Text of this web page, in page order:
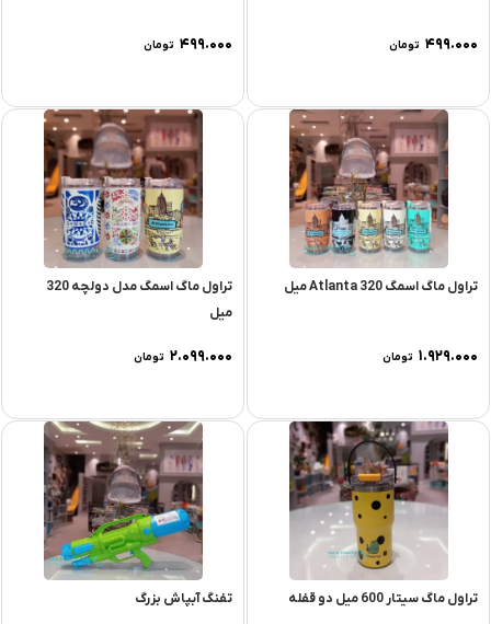
۴۹۹.۰۰۰ تومان ۴۹۹.۰۰۰ تومان
تراول ماگ اسمگ Atlanta 320 میل
۱.۹۲۹.۰۰۰ تومان
تراول ماگ اسمگ مدل دولچه 320
میل
۲.۰۹۹.۰۰۰ تومان
تراول ماگ سیتار 600 میل دو قفله تفنگ آبپاش بزرگ